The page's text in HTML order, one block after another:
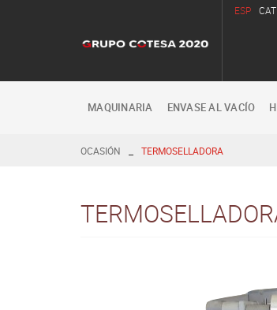
ESP CAT
MAQUINARIA ENVASE AL VACÍO
OCASIÓN TERMOSELLADORA